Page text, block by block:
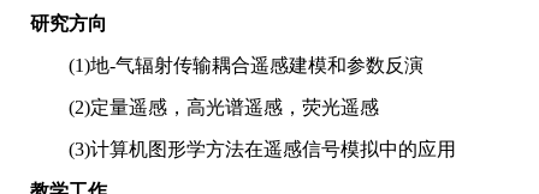
研究方向
(1)地-气辐射传输耦合遥感建模和参数反演
(2)定量遥感，高光谱遥感，荧光遥感
(3)计算机图形学方法在遥感信号模拟中的应用